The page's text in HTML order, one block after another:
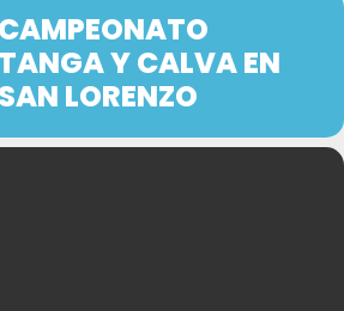
CAMPEONATO
TANGA Y CALVA EN
SAN LORENZO